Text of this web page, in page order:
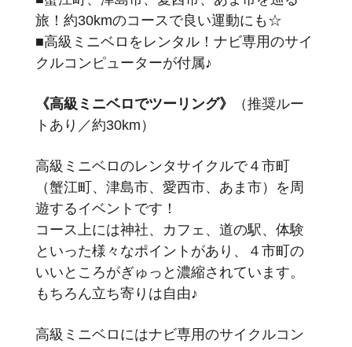
旅！約30kmのコースで良い運動にも☆
■高級ミニベロをレンタル！ナビ専用のサイ
クルコンピューターが付属♪
《高級ミニベロでツーリング》
（推奨ルー
トあり／約30km）
高級ミニベロのレンタサイクルで４市町
（蟹江町、津島市、愛西市、あま市）を周
遊するイベントです！
コース上には神社、カフェ、道の駅、体験
といった様々なポイントがあり、４市町の
いいところがぎゅっと濃縮されています。
もちろん立ち寄りは自由♪
高級ミニベロにはナビ専用のサイクルコン